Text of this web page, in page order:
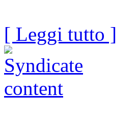
[ Leggi tutto ]